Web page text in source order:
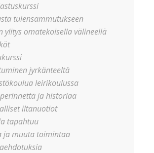
tulensammutukseen
ylitys omatekoisella välineellä
jyrkänteeltä
leirikoulussa
ja historiaa
iltanuotiot
tapahtuu
ja muuta toimintaa